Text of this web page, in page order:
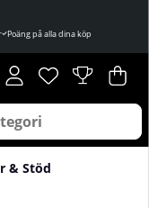
Poäng på alla dina köp
Önskelista
Antal i
. .
& Stöd